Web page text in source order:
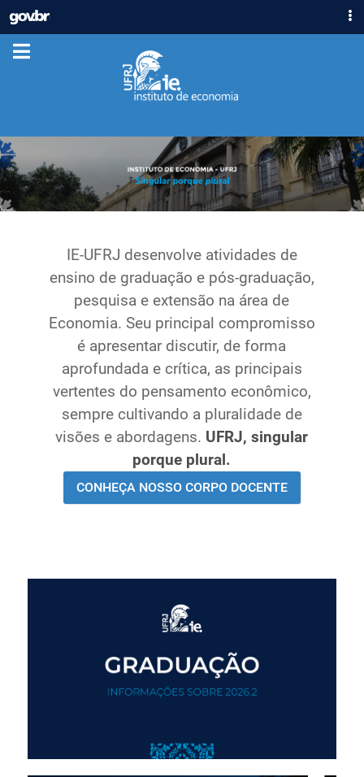
GOVBR
ACESSO À INFORMAÇÃO
Ministério da Justiça e Segurança Pública
Ministério da Defesa
Ministério da Agricultura, Pecuária e Abastecimento
Ministério da Educação
Ministério da Saúde
Ministério de Minas e Energia
Ministério da Ciência, Tecnologia, Inovações e
Comunicações
Ministério do Meio Ambiente
Ministério do Turismo
Ministério do Desenvolvimento Regional
Secretaria de Governo
Gabinete de Segurança Institucional
Advocacia-Geral da União
IE-UFRJ desenvolve atividades de
ensino de graduação e pós-graduação,
pesquisa e extensão na área de
Economia. Seu principal compromisso
é apresentar discutir, de forma
aprofundada e crítica, as principais
vertentes do pensamento econômico,
sempre cultivando a pluralidade de
visões e abordagens. UFRJ, singular
porque plural.
CONHEÇA NOSSO CORPO DOCENTE